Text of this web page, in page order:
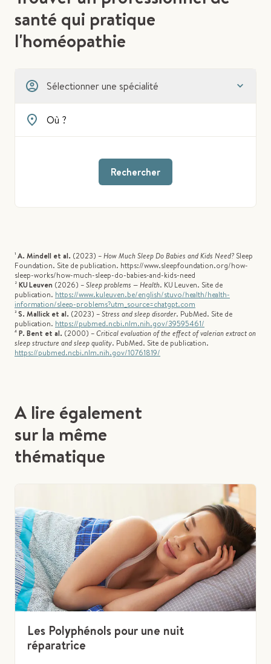
santé qui pratique
l'homéopathie
Sélectionner une spécialité
Rechercher
¹A. Mindell et al. (2023) –How Much Sleep Do Babies and Kids Need? Sleep
Foundation. Site de publication. https://www.sleepfoundation.org/how-
sleep-works/how-much-sleep-do-babies-and-kids-need
²KU Leuven (2026) –Sleep problems — Health. KU Leuven. Site de
publication. https://www.kuleuven.be/english/stuvo/health/health-
information/sleep-problems?utm_source=chatgpt.com
³S. Mallick et al. (2023) –Stress and sleep disorder. PubMed. Site de
publication. https://pubmed.ncbi.nlm.nih.gov/39595461/
⁴P. Bent et al. (2000) –Critical evaluation of the effect of valerian extract on
sleep structure and sleep quality. PubMed. Site de publication.
https://pubmed.ncbi.nlm.nih.gov/10761819/
A lire également
sur la même
thématique
Les Polyphénols pour une nuit
réparatrice